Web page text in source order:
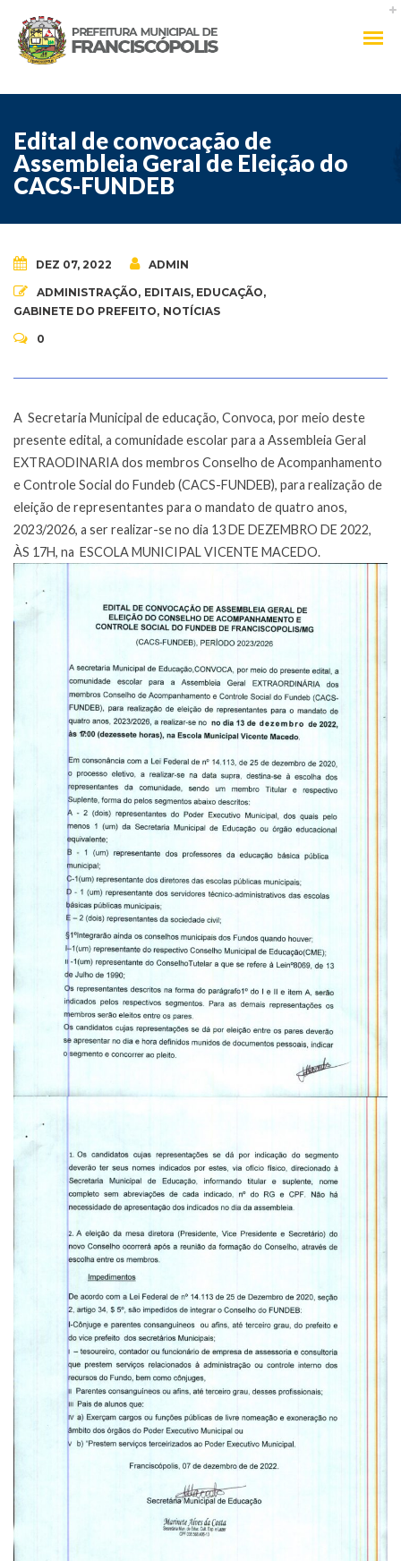
Edital de convocação de
Assembleia Geral de Eleição do
CACS-FUNDEB
DEZ 07, 2022 ADMIN
ADMINISTRAÇÃO, EDITAIS, EDUCAÇÃO,
GABINETE DO PREFEITO, NOTÍCIAS
0
A Secretaria Municipal de educação, Convoca, por meio deste
presente edital, a comunidade escolar para a Assembleia Geral
EXTRAODINARIA dos membros Conselho de Acompanhamento
e Controle Social do Fundeb (CACS-FUNDEB), para realização de
eleição de representantes para o mandato de quatro anos,
2023/2026, a ser realizar-se no dia 13 DE DEZEMBRO DE 2022,
ÀS 17H, na ESCOLA MUNICIPAL VICENTE MACEDO.